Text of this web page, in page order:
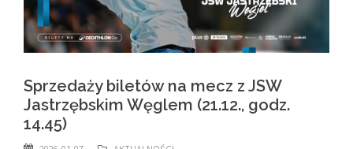
Sprzedaży biletów na mecz z JSW
Jastrzębskim Węglem (21.12., godz.
14.45)